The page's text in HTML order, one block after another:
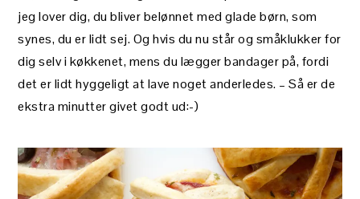
jeg lover dig, du bliver belønnet med glade børn, som
synes, du er lidt sej. Og hvis du nu står og småklukker for
dig selv i køkkenet, mens du lægger bandager på, fordi
det er lidt hyggeligt at lave noget anderledes. – Så er de
ekstra minutter givet godt ud:-)